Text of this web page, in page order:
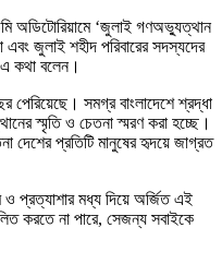
অডিটোরিয়ামে ‘জুলাই গণঅভ্যুত্থান
জুলাই শহীদ পরিবারের সদস্যদের
এ কথা বলেন।
সমগ্র বাংলাদেশে শ্রদ্ধা
স্মৃতি ও চেতনা স্মরণ করা হচ্ছে।
প্রতিটি মানুষের হৃদয়ে জাগ্রত
ও প্রত্যাশার মধ্য দিয়ে অর্জিত এই
করতে না পারে, সেজন্য সবাইকে